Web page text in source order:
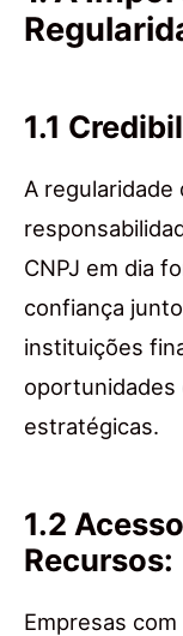
1.1
A regularidade
CNPJ em dia
confiança
instituições
oportunidades
estratégicas.
1.2
Recursos:
Empresas